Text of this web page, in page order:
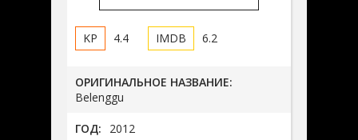
4.4 6.2
ОРИГИНАЛЬНОЕ НАЗВАНИЕ:
Belenggu
ГОД: 2012